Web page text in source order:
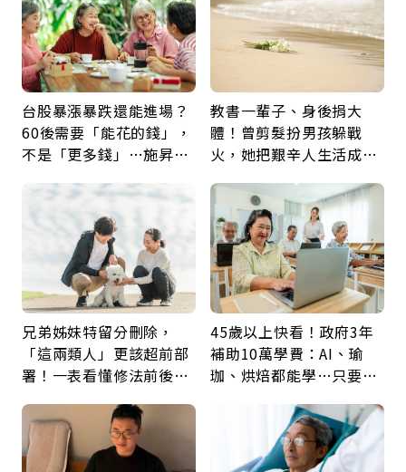
台股暴漲暴跌還能進場？
60後需要「能花的錢」，
不是「更多錢」…施昇
票
教書一輩子、身後捐大
體！曾剪髮扮男孩躲戰
火，她把艱辛人生活成風
兄弟姊妹特留分刪除，
「這兩類人」更該超前部
署！一表看懂修法前後差
更多
45歲以上快看！政府3年
補助10萬學費：AI、瑜
珈、烘焙都能學…只要願